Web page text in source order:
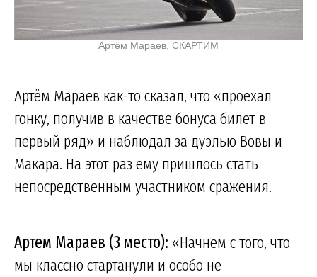
Артём Мараев, СКАРТИМ
Артём Мараев как-то сказал, что «проехал
гонку, получив в качестве бонуса билет в
первый ряд» и наблюдал за дуэлью Вовы и
Макара. На этот раз ему пришлось стать
непосредственным участником сражения.
Артем Мараев (3 место): «Начнем с того, что
мы классно стартанули и особо не